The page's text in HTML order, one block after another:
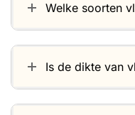
Welke soorten
Is de dikte van